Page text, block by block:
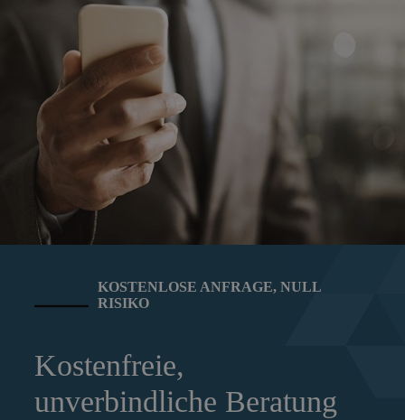
KOSTENLOSE ANFRAGE, NULL
RISIKO
Kostenfreie,
unverbindliche Beratung